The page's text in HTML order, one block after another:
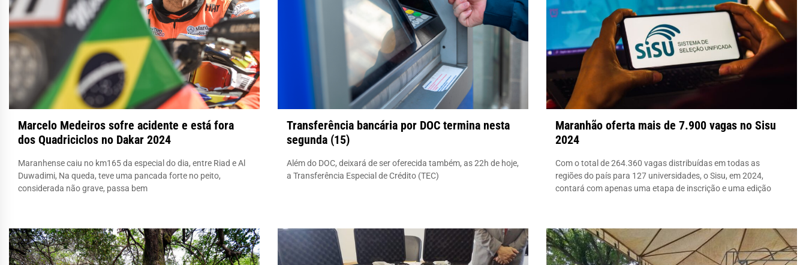
Marcelo Medeiros sofre acidente e está fora
dos Quadriciclos no Dakar 2024
Maranhense caiu no km165 da especial do dia, entre Riad e Al
Duwadimi, Na queda, teve uma pancada forte no peito,
considerada não grave, passa bem
Transferência bancária por DOC termina nesta
segunda (15)
Além do DOC, deixará de ser oferecida também, as 22h de hoje,
a Transferência Especial de Crédito (TEC)
Maranhão oferta mais de 7.900 vagas no Sisu
2024
Com o total de 264.360 vagas distribuídas em todas as
regiões do país para 127 universidades, o Sisu, em 2024,
contará com apenas uma etapa de inscrição e uma edição